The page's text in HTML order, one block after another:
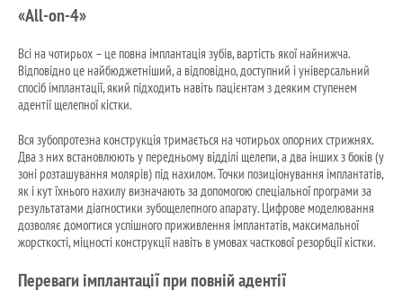
«All-on-4»
Всі на чотирьох – це повна імплантація зубів, вартість якої найнижча.
Відповідно це найбюджетніший, а відповідно, доступний і універсальний
спосіб імплантації, який підходить навіть пацієнтам з деяким ступенем
адентії щелепної кістки.
Вся зубопротезна конструкція тримається на чотирьох опорних стрижнях.
Два з них встановлюють у передньому відділі щелепи, а два інших з боків (у
зоні розташування молярів) під нахилом. Точки позиціонування імплантатів,
як і кут їхнього нахилу визначають за допомогою спеціальної програми за
результатами діагностики зубощелепного апарату. Цифрове моделювання
дозволяє домогтися успішного приживлення імплантатів, максимальної
жорсткості, міцності конструкції навіть в умовах часткової резорбції кістки.
Переваги імплантації при повній адентії